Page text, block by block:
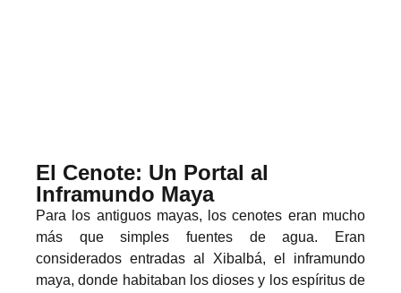
El Cenote: Un Portal al
Inframundo Maya
Para los antiguos mayas, los cenotes eran mucho
más que simples fuentes de agua. Eran
considerados entradas al Xibalbá, el inframundo
maya, donde habitaban los dioses y los espíritus de